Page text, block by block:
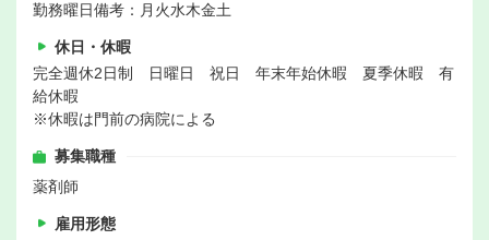
勤務曜日備考：月火水木金土
休日・休暇
完全週休2日制 日曜日 祝日 年末年始休暇 夏季休暇 有
給休暇
※休暇は門前の病院による
募集職種
薬剤師
雇用形態